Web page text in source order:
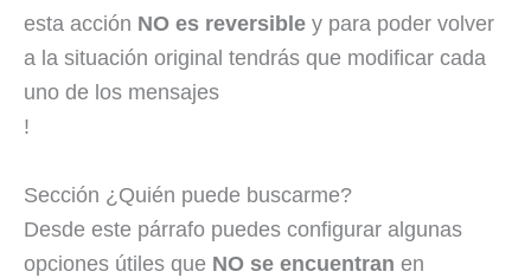
esta acción NO es reversible y para poder volver
a la situación original tendrás que modificar cada
uno de los mensajes
!
Sección ¿Quién puede buscarme?
Desde este párrafo puedes configurar algunas
opciones útiles que NO se encuentran en